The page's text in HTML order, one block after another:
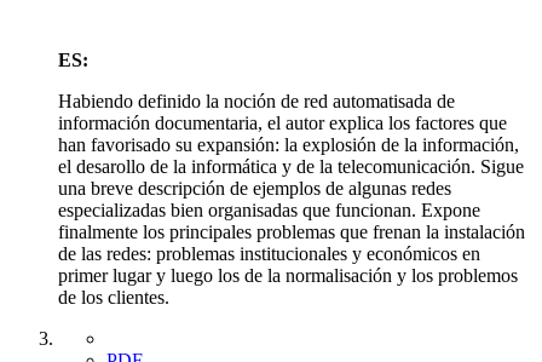
ES:
Habiendo definido la noción de red automatisada de
información documentaria, el autor explica los factores que
han favorisado su expansión: la explosión de la información,
el desarollo de la informática y de la telecomunicación. Sigue
una breve descripción de ejemplos de algunas redes
especializadas bien organisadas que funcionan. Expone
finalmente los principales problemas que frenan la instalación
de las redes: problemas institucionales y económicos en
primer lugar y luego los de la normalisación y los problemos
de los clientes.